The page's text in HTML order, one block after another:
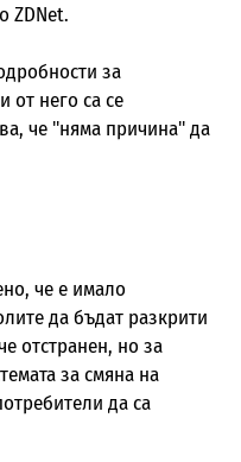
ZDNet.
за
от него са се
че "няма причина" да
че е имало
да бъдат разкрити
отстранен, но за
за смяна на
да са